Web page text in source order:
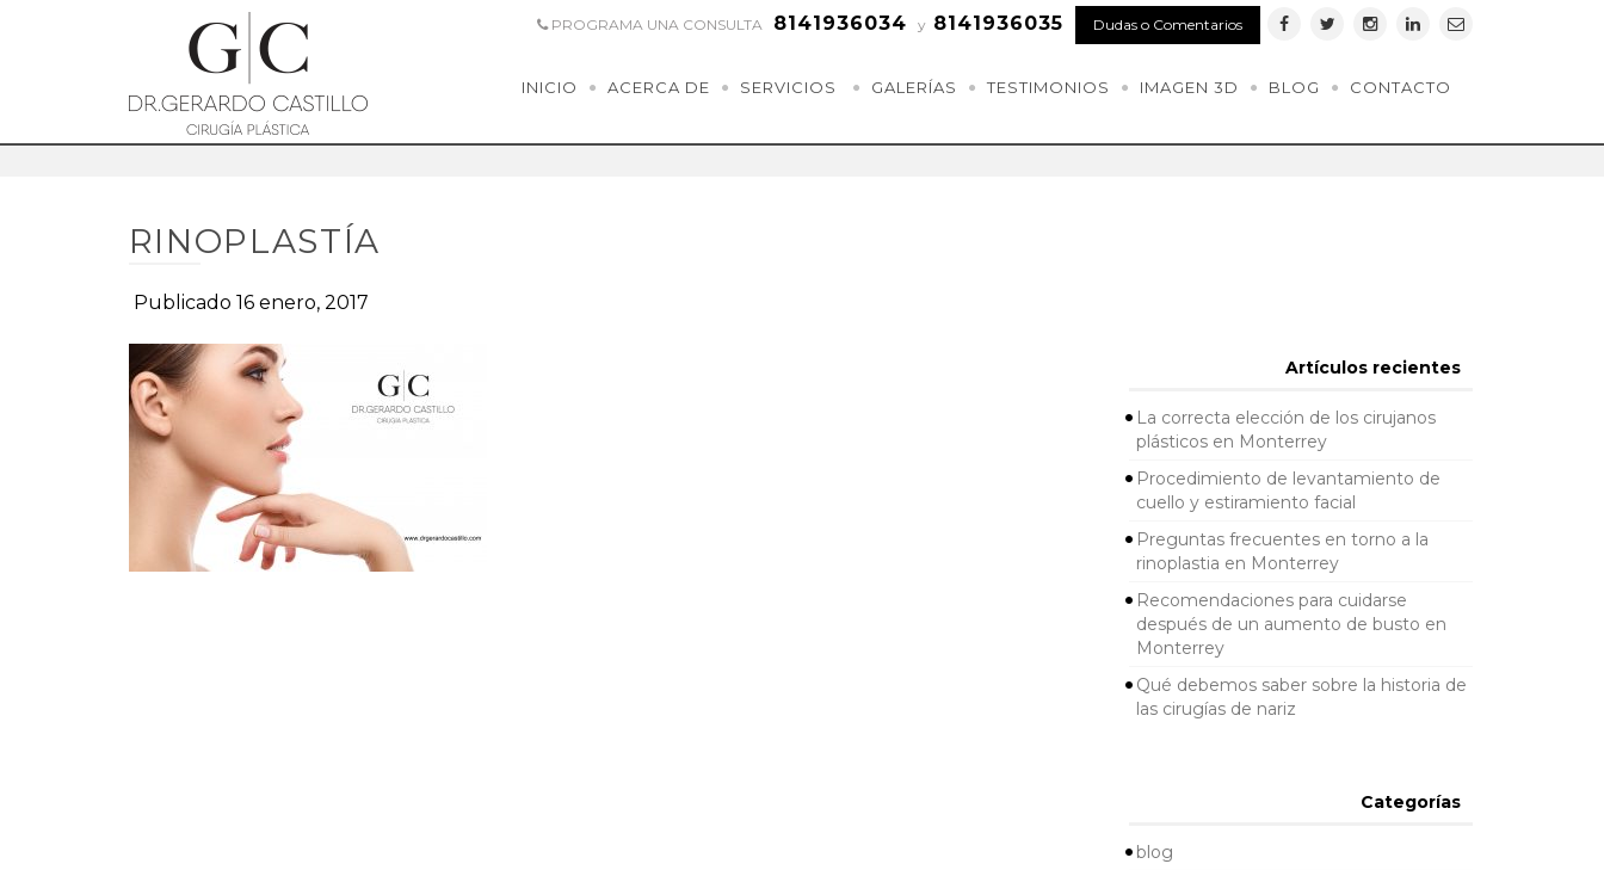
PROGRAMA UNA CONSULTA 8141936034 y 8141936035 Dudas o Comentarios
INICIO ACERCA DE SERVICIOS GALERÍAS TESTIMONIOS IMAGEN 3D BLOG CONTACTO
RINOPLASTÍA
Publicado 16 enero, 2017
Artículos recientes
La correcta elección de los cirujanos
plásticos en Monterrey
Procedimiento de levantamiento de
cuello y estiramiento facial
Preguntas frecuentes en torno a la
rinoplastia en Monterrey
Recomendaciones para cuidarse
después de un aumento de busto en
Monterrey
Qué debemos saber sobre la historia de
las cirugías de nariz
Categorías
blog